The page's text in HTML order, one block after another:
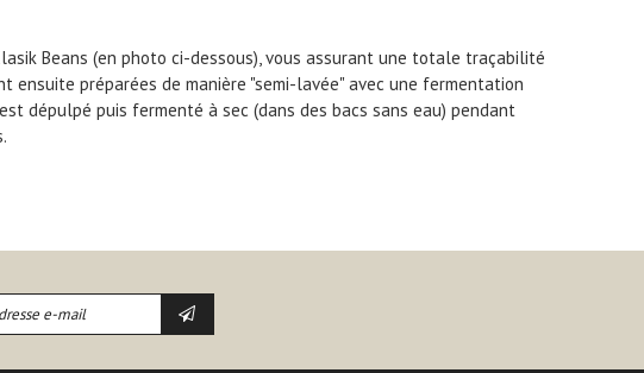
Beans (en photo ci-dessous), vous assurant une totale traçabilité
ensuite préparées de manière "semi-lavée" avec une fermentation
dépulpé puis fermenté à sec (dans des bacs sans eau) pendant